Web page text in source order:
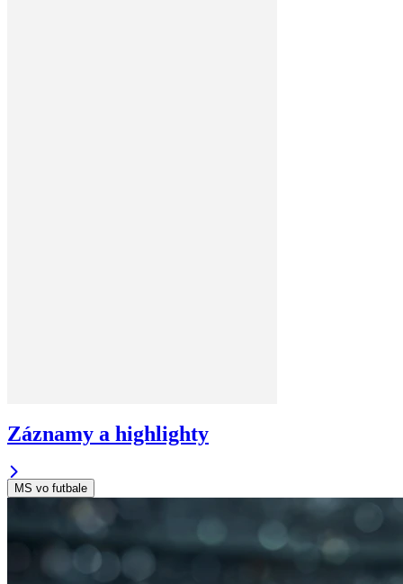
Záznamy a highlighty
MS vo futbale